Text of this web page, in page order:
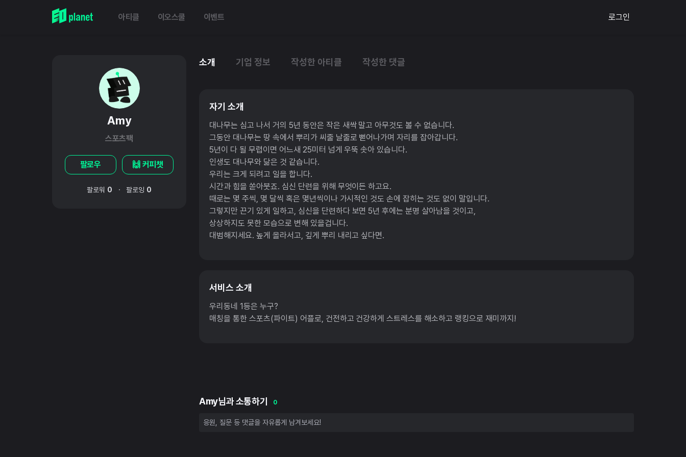
아티클 이오스쿨 이벤트 로그인
Amy
스포츠팩
팔로우 🙌 커피챗
팔로워 0 ·팔로잉 0
소개 기업 정보 작성한 아티클 작성한 댓글
자기 소개
대나무는 심고 나서 거의 5년 동안은 작은 새싹 말고 아무것도 볼 수 없습니다.
그동안 대나무는 땅 속에서 뿌리가 씨줄 날줄로 뻗어나가며 자리를 잡아갑니다.
5년이 다 될 무렵이면 어느새 25미터 넘게 우뚝 솟아 있습니다.
인생도 대나무와 닮은 것 같습니다.
우리는 크게 되려고 일을 합니다.
시간과 힘을 쏟아붓죠. 심신 단련을 위해 무엇이든 하고요.
때로는 몇 주씩, 몇 달씩 혹은 몇년씩이나 가시적인 것도 손에 잡히는 것도 없이 말입니다.
그렇지만 끈기 있게 일하고, 심신을 단련하다 보면 5년 후에는 분명 살아남을 것이고,
상상하지도 못한 모습으로 변해 있을겁니다.
대범해지세요. 높게 올라서고, 깊게 뿌리 내리고 싶다면.
서비스 소개
우리동네 1등은 누구?
매칭을 통한 스포츠(파이트) 어플로, 건전하고 건강하게 스트레스를 해소하고 랭킹으로 재미까지!
Amy님과 소통하기 0